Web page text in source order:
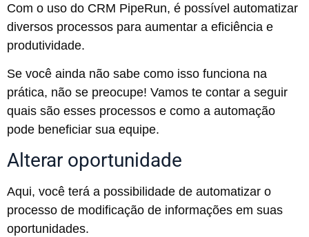
Com o uso do CRM PipeRun, é possível automatizar
diversos processos para aumentar a eficiência e
produtividade.
Se você ainda não sabe como isso funciona na
prática, não se preocupe! Vamos te contar a seguir
quais são esses processos e como a automação
pode beneficiar sua equipe.
Alterar oportunidade
Aqui, você terá a possibilidade de automatizar o
processo de modificação de informações em suas
oportunidades.